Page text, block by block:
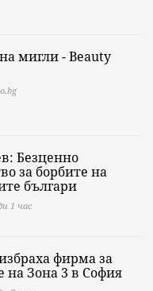
мигли - Beauty
Безценно
за борбите на
българи
1 час
фирма за
на Зона 3 в София